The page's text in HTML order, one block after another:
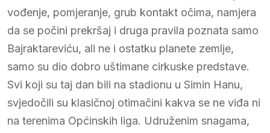
vođenje, pomjeranje, grub kontakt očima, namjera
da se počini prekršaj i druga pravila poznata samo
Bajraktareviću, ali ne i ostatku planete zemlje,
samo su dio dobro uštimane cirkuske predstave.
Svi koji su taj dan bili na stadionu u Simin Hanu,
svjedočili su klasičnoj otimačini kakva se ne viđa ni
na terenima Općinskih liga. Udruženim snagama,